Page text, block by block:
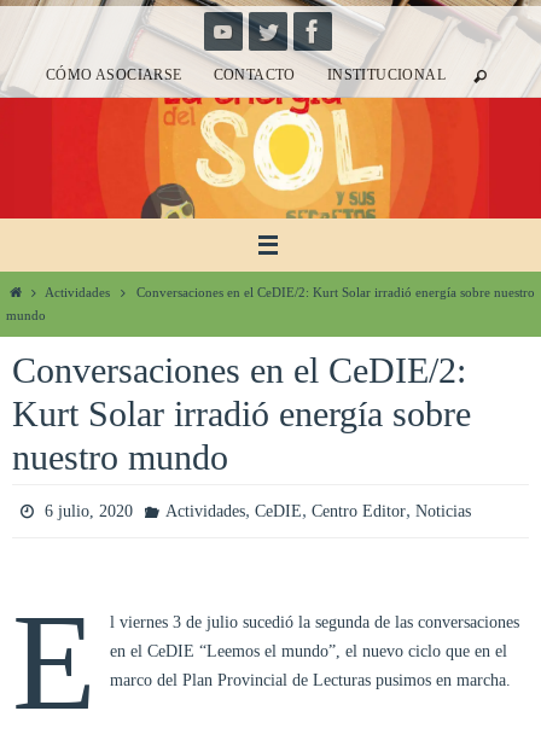
contenidoCÓMO ASOCIARSE CONTACTO INSTITUCIONAL
InicioActividades
Conversaciones en el CeDIE/2: Kurt Solar irradió energía sobre nuestro
mundo
Conversaciones en el CeDIE/2:
Kurt Solar irradió energía sobre
nuestro mundo
6 julio, 2020 Actividades, CeDIE, Centro Editor, Noticias
E
l viernes 3 de julio sucedió la segunda de las conversaciones
en el CeDIE “Leemos el mundo”, el nuevo ciclo que en el
marco del Plan Provincial de Lecturas pusimos en marcha.